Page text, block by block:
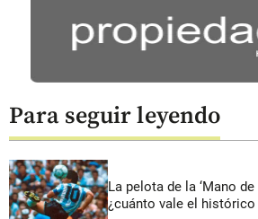
Para seguir leyendo
La pelota de la ‘Mano
¿cuánto vale el